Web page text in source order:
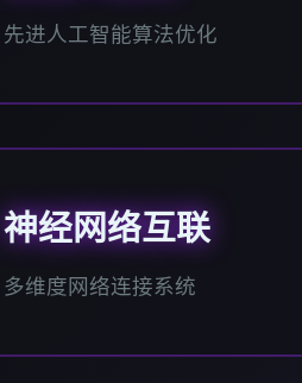
先进人工智能算法优化
神经网络互联
多维度网络连接系统